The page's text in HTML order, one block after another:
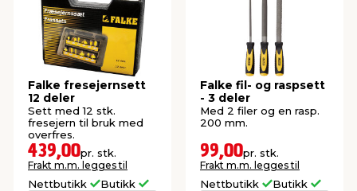
Falke fresejernsett
12 deler
Sett med 12 stk.
fresejern til bruk med
overfres.
439,00pr. stk.
Frakt m.m. legges til
Nettbutikk Butikk
Falke fil- og raspsett
- 3 deler
Med 2 filer og en rasp.
200 mm.
99,00pr. stk.
Frakt m.m. legges til
Nettbutikk Butikk